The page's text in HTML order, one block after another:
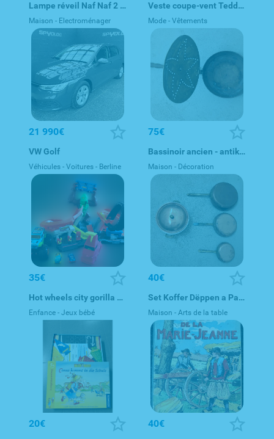
Lampe réveil Naf Naf 2 en 1
Maison - Electroménager
Veste coupe-vent Teddy Smith
Mode - Vêtements
21 990€
VW Golf
Véhicules - Voitures - Berline
75€
Bassinoir ancien - antiker Bettwärmer
Maison - Décoration
35€
Hot wheels city gorilla and Monster truck
Enfance - Jeux bébé
40€
Set Koffer Dëppen a Paanen - Set marmite et poêles en cuivre -
Maison - Arts de la table
20€ 40€